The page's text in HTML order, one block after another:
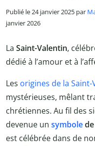
Publié le 24 janvier 2025 par
janvier 2026
La Saint-Valentin,
dédié à l’amour et à
Les origines de la Saint-
mystérieuses, mêlant
chrétiennes. Au fil des
devenue un symbole
est célébrée dans de